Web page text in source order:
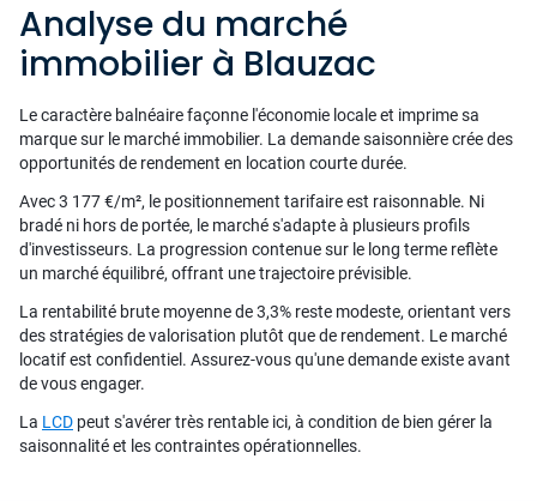
Analyse du marché
immobilier à Blauzac
Le caractère balnéaire façonne l'économie locale et imprime sa
marque sur le marché immobilier. La demande saisonnière crée des
opportunités de rendement en location courte durée.
Avec 3 177 €/m², le positionnement tarifaire est raisonnable. Ni
bradé ni hors de portée, le marché s'adapte à plusieurs profils
d'investisseurs. La progression contenue sur le long terme reflète
un marché équilibré, offrant une trajectoire prévisible.
La rentabilité brute moyenne de 3,3% reste modeste, orientant vers
des stratégies de valorisation plutôt que de rendement. Le marché
locatif est confidentiel. Assurez-vous qu'une demande existe avant
de vous engager.
La LCD peut s'avérer très rentable ici, à condition de bien gérer la
saisonnalité et les contraintes opérationnelles.